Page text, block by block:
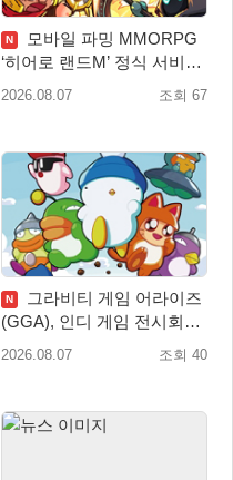
N
모바일 파밍 MMORPG
‘히어로 랜드M’ 정식 서비스
돌입
2026.08.07 조회 67
N
그라비티 게임 어라이즈
(GGA), 인디 게임 전시회
‘도쿄 게임 던전 13’ 참가!
2026.08.07 조회 40